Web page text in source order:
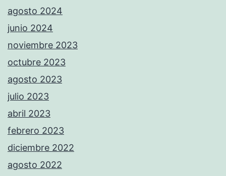
agosto 2024
junio 2024
noviembre 2023
octubre 2023
agosto 2023
julio 2023
abril 2023
febrero 2023
diciembre 2022
agosto 2022